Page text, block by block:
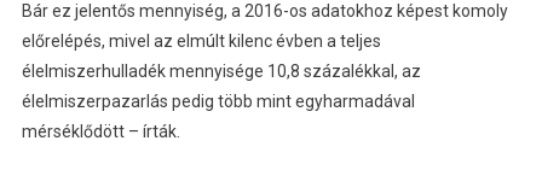
Bár ez jelentős mennyiség, a 2016-os adatokhoz képest komoly
előrelépés, mivel az elmúlt kilenc évben a teljes
élelmiszerhulladék mennyisége 10,8 százalékkal, az
élelmiszerpazarlás pedig több mint egyharmadával
mérséklődött – írták.